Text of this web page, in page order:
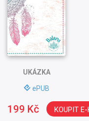
UKÁZKA
ePUB
199 Kč KOUPIT E-